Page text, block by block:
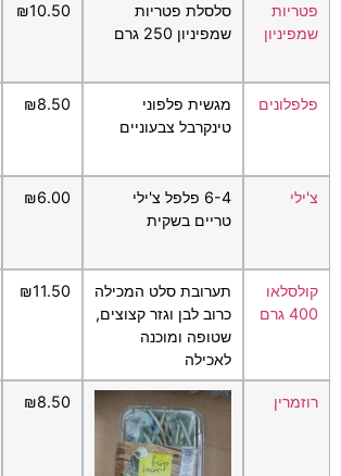
פטריות
שמפיניון
סלסלת פטריות
שמפיניון 250 גרם
₪10.50
פלפלונים
מגשית פלפוני
טינקרבל צבעוניים
₪8.50
צ'ילי
6-4 פלפל צ'ילי
טריים בשקית
₪6.00
קולסלאו
400 גרם
תערובת סלט המכילה
כרוב לבן וגזר קצוצים,
שטופה ומוכנה
לאכילה
₪11.50
רוזמרין ₪8.50